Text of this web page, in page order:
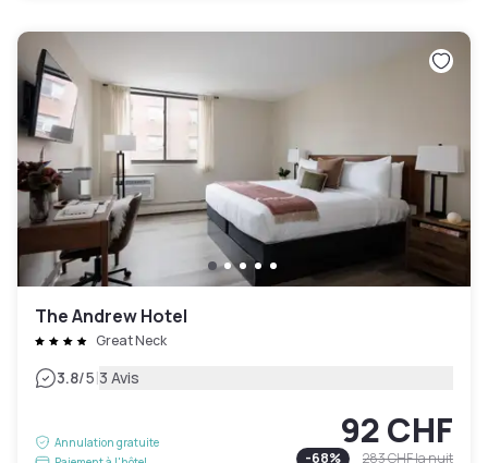
The Andrew Hotel
Great Neck
3.8/5|3 Avis
Annulation gratuite
92 CHF
-68% 283 CHFla nuit